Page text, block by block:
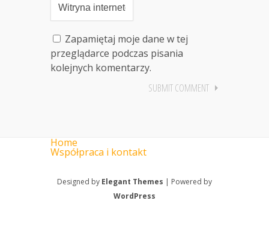
Zapamiętaj moje dane w tej
przeglądarce podczas pisania
kolejnych komentarzy.
Home
Współpraca i kontakt
Designed by Elegant Themes | Powered by
WordPress